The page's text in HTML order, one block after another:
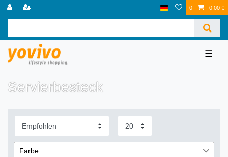
0 0,00 €
☰
Servierbesteck
Farbe